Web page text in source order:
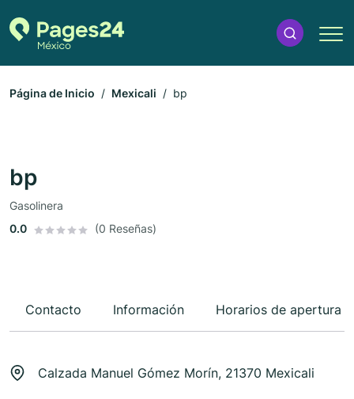
Página de Inicio Mexicali bp
bp
Gasolinera
0.0
(0 Reseñas)
Contacto Información Horarios de apertura
Calzada Manuel Gómez Morín, 21370 Mexicali